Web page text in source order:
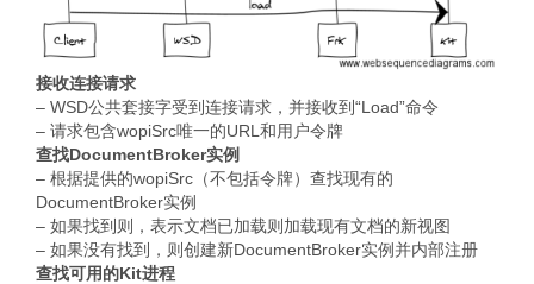
接收连接请求
– WSD公共套接字受到连接请求，并接收到“Load”命令
– 请求包含wopiSrc唯一的URL和用户令牌
查找DocumentBroker实例
– 根据提供的wopiSrc（不包括令牌）查找现有的
DocumentBroker实例
– 如果找到则，表示文档已加载则加载现有文档的新视图
– 如果没有找到，则创建新DocumentBroker实例并内部注册
查找可用的Kit进程